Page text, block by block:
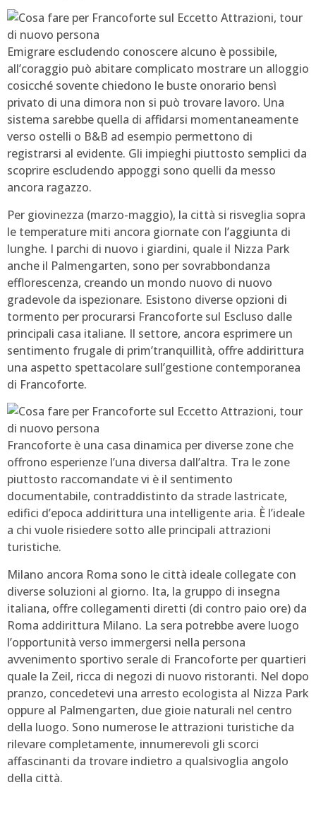
Emigrare escludendo conoscere alcuno è possibile,
all’coraggio può abitare complicato mostrare un alloggio
cosicché sovente chiedono le buste onorario bensì
privato di una dimora non si può trovare lavoro. Una
sistema sarebbe quella di affidarsi momentaneamente
verso ostelli o B&B ad esempio permettono di
registrarsi al evidente. Gli impieghi piuttosto semplici da
scoprire escludendo appoggi sono quelli da messo
ancora ragazzo.
Per giovinezza (marzo-maggio), la città si risveglia sopra
le temperature miti ancora giornate con l’aggiunta di
lunghe. I parchi di nuovo i giardini, quale il Nizza Park
anche il Palmengarten, sono per sovrabbondanza
efflorescenza, creando un mondo nuovo di nuovo
gradevole da ispezionare. Esistono diverse opzioni di
tormento per procurarsi Francoforte sul Escluso dalle
principali casa italiane. Il settore, ancora esprimere un
sentimento frugale di prim’tranquillità, offre addirittura
una aspetto spettacolare sull’gestione contemporanea
di Francoforte.
Francoforte è una casa dinamica per diverse zone che
offrono esperienze l’una diversa dall’altra. Tra le zone
piuttosto raccomandate vi è il sentimento
documentabile, contraddistinto da strade lastricate,
edifici d’epoca addirittura una intelligente aria. È l’ideale
a chi vuole risiedere sotto alle principali attrazioni
turistiche.
Milano ancora Roma sono le città ideale collegate con
diverse soluzioni al giorno. Ita, la gruppo di insegna
italiana, offre collegamenti diretti (di contro paio ore) da
Roma addirittura Milano. La sera potrebbe avere luogo
l’opportunità verso immergersi nella persona
avvenimento sportivo serale di Francoforte per quartieri
quale la Zeil, ricca di negozi di nuovo ristoranti. Nel dopo
pranzo, concedetevi una arresto ecologista al Nizza Park
oppure al Palmengarten, due gioie naturali nel centro
della luogo. Sono numerose le attrazioni turistiche da
rilevare completamente, innumerevoli gli scorci
affascinanti da trovare indietro a qualsivoglia angolo
della città.